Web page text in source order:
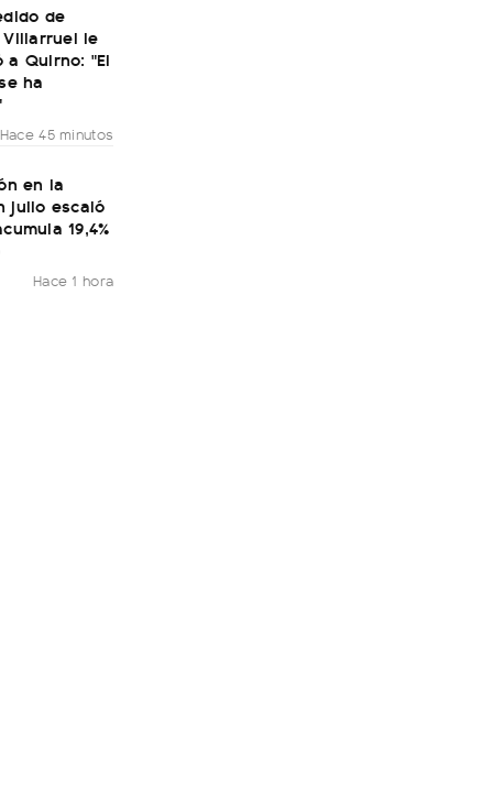
de
le
a Quirno: "El
ha
Hace 45 minutos
en la
julio escaló
19,4%
Hace 1 hora